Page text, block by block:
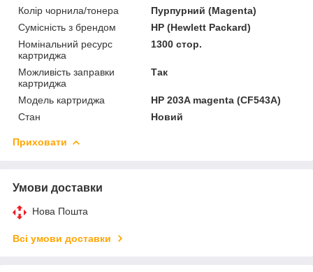
Колір чорнила/тонера
Пурпурний (Magenta)
Сумісність з брендом
HP (Hewlett Packard)
Номінальний ресурс
картриджа
1300 стор.
Можливість заправки
картриджа
Так
Модель картриджа
HP 203A magenta (CF543A)
Стан
Новий
Приховати
Умови доставки
Нова Пошта
Всі умови доставки